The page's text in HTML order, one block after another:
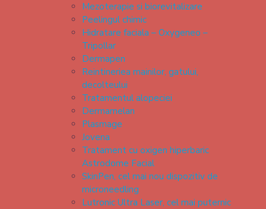
Mezoterapie si biorevitalizare
Peelingul chimic
Hidratare faciala – Oxygeneo –
Tripollar
Dermapen
Reintineriea mainilor, gatului,
decolteului
Tratamentul alopeciei
Dermamelan
Plasmage
Jovena
Tratament cu oxigen hiperbaric
Astrodome Facial
SkinPen, cel mai nou dispozitiv de
microneedling
Lutronic Ultra Laser, cel mai puternic